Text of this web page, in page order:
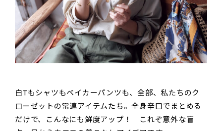
白Tもシャツもベイカーパンツも、全部、私たちのク
ローゼットの常連アイテムたち。全身辛口でまとめる
だけで、こんなにも鮮度アップ！ これぞ意外な盲